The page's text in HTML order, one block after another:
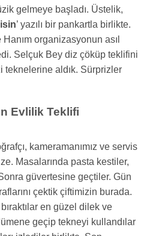
gelmeye başladı. Üstelik,
’ yazılı bir pankartla birlikte.
organizasyonun asıl
Selçuk Bey diz çöküp teklifini
teknelerine aldık. Sürprizler
Evlilik Teklifi
kameramanımız ve servis
Masalarında pasta kestiler,
güvertesine geçtiler. Gün
çektik çiftimizin burada.
en güzel dilek ve
geçip tekneyi kullandılar